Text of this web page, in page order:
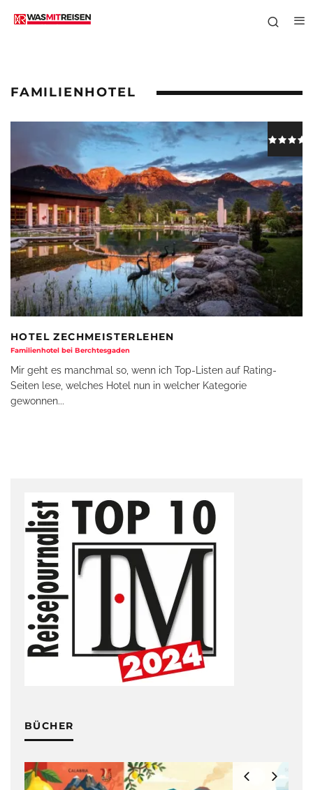
FAMILIENHOTEL
HOTEL ZECHMEISTERLEHEN
Familienhotel bei Berchtesgaden
Mir geht es manchmal so, wenn ich Top-Listen auf Rating-
Seiten lese, welches Hotel nun in welcher Kategorie
gewonnen...
BÜCHER